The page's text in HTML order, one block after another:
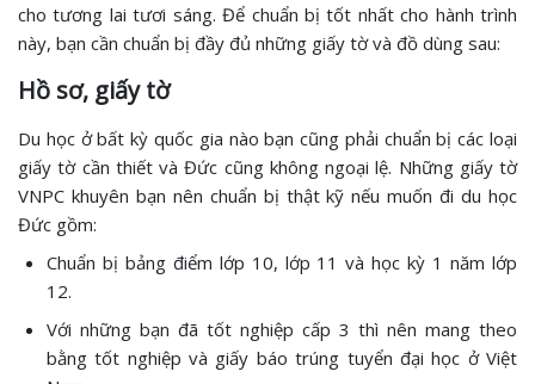
cho tương lai tươi sáng. Để chuẩn bị tốt nhất cho hành trình
này, bạn cần chuẩn bị đầy đủ những giấy tờ và đồ dùng sau:
Hồ sơ, giấy tờ
Du học ở bất kỳ quốc gia nào bạn cũng phải chuẩn bị các loại
giấy tờ cần thiết và Đức cũng không ngoại lệ. Những giấy tờ
VNPC khuyên bạn nên chuẩn bị thật kỹ nếu muốn đi du học
Đức gồm:
Chuẩn bị bảng điểm lớp 10, lớp 11 và học kỳ 1 năm lớp
12.
Với những bạn đã tốt nghiệp cấp 3 thì nên mang theo
bằng tốt nghiệp và giấy báo trúng tuyển đại học ở Việt